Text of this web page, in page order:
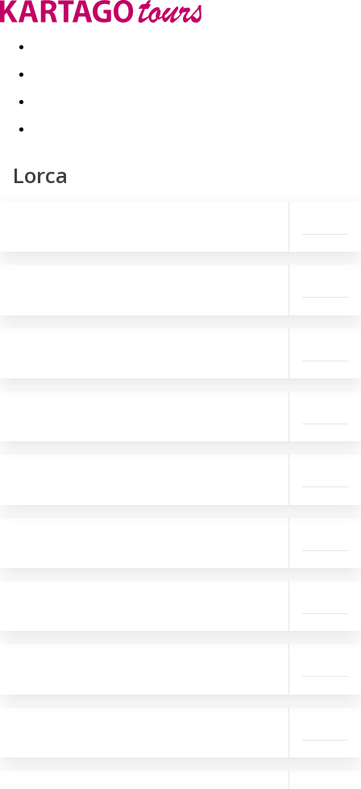
Last minute Dovolenkové kluby
Lorca